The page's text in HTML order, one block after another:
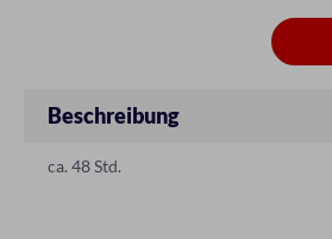
Beschreibung
ca. 48 Std.